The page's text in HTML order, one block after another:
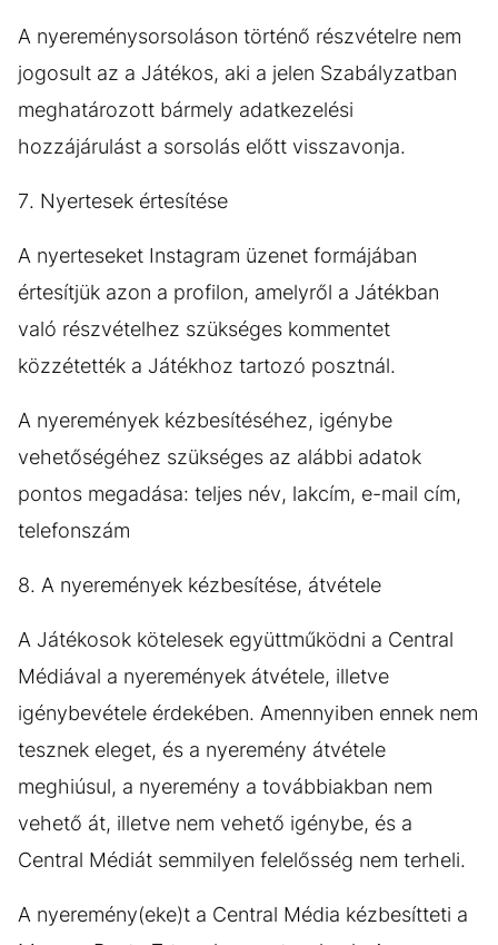
A nyereménysorsoláson történő részvételre nem
jogosult az a Játékos, aki a jelen Szabályzatban
meghatározott bármely adatkezelési
hozzájárulást a sorsolás előtt visszavonja.
7. Nyertesek értesítése
A nyerteseket Instagram üzenet formájában
értesítjük azon a profilon, amelyről a Játékban
való részvételhez szükséges kommentet
közzétették a Játékhoz tartozó posztnál.
A nyeremények kézbesítéséhez, igénybe
vehetőségéhez szükséges az alábbi adatok
pontos megadása: teljes név, lakcím, e-mail cím,
telefonszám
8. A nyeremények kézbesítése, átvétele
A Játékosok kötelesek együttműködni a Central
Médiával a nyeremények átvétele, illetve
igénybevétele érdekében. Amennyiben ennek nem
tesznek eleget, és a nyeremény átvétele
meghiúsul, a nyeremény a továbbiakban nem
vehető át, illetve nem vehető igénybe, és a
Central Médiát semmilyen felelősség nem terheli.
A nyeremény(eke)t a Central Média kézbesítteti a